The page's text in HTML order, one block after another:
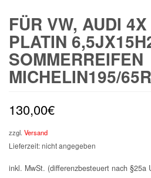
FÜR VW, AUDI
PLATIN
SOMMERREIFEN
MICHELIN195/
130,00€
zzgl. Versand
Lieferzeit: nicht angegeben
inkl. MwSt. (differenzbesteuert nach §25a